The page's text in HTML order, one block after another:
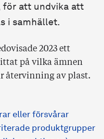
för att undvika att
i samhället.
2023 ett
på vilka ämnen
återvinning av plast.
eller försvårar
produktgrupper